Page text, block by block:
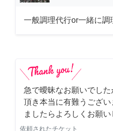
一般調理代行or一緒に調
急で曖昧なお願いでし
頂き本当に有難うござ
ましたらよろしくお願い
依頼されたチケット